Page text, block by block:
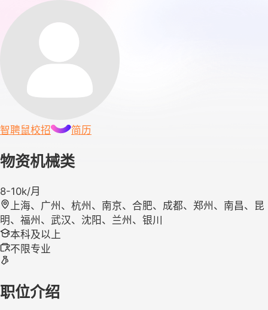
智聘鼠校招 简历
物资机械类
8-10k/月
上海、广州、杭州、南京、合肥、成都、郑州、南昌、昆
明、福州、武汉、沈阳、兰州、银川
本科及以上
不限专业
职位介绍